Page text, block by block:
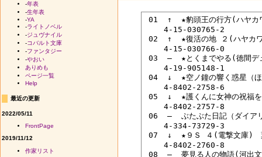
01  ↑  ★豹頭王の行方(ハヤカ
4-15-030765-2
02  ↑  ★復活の地 ２(ハヤカ
4-15-030766-0
03  ―  ★とくまでやる(徳間デ
4-19-905148-1
04  ↓  ★空ノ鐘の響く惑星（
4-8402-2758-6
05  ↓  ★護くんに女神の祝福
4-8402-2757-8
06  ―  ぶたぶた日記（ダイア
4-334-73729-3
07  ↓  ★９Ｓ ４(電撃文庫)　
4-8402-2760-8
08  ―  夢見る人の物語(河出文
-年表
-生年表
-YA
-ライトノベル
-ジュヴナイル
-コバルト文庫
-ファンタジー
-やおい
ありめも
ページ一覧
Help
最近の更新
2022/05/11
FrontPage
2019/11/12
作家リスト